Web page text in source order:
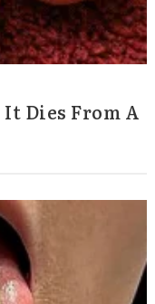
Dies From A